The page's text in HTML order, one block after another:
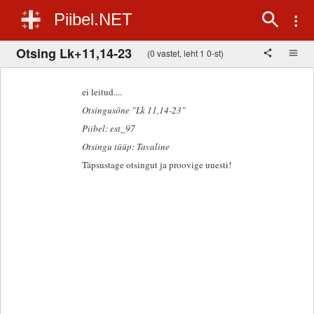
Piibel.NET
Otsing Lk+11,14-23 (0 vastet, leht 1 0-st)
ei leitud....
Otsingusõne "Lk 11,14-23"
Piibel: est_97
Otsingu tüüp: Tavaline
Täpsustage otsingut ja proovige uuesti!